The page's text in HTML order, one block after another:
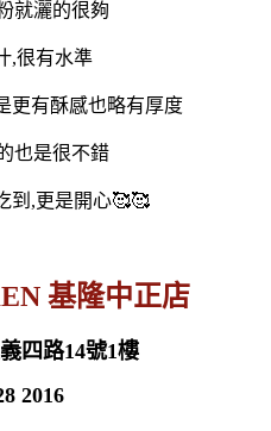
就灑的很夠
,很有水準
更有酥感也略有厚度
也是很不錯
到,更是開心🥰🥰
基隆中正店
四路14號1樓
2016